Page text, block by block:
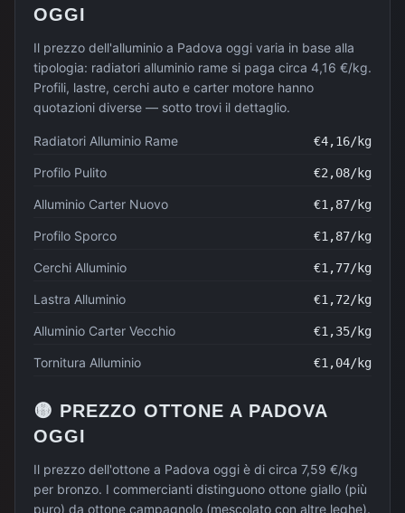
OGGI
Il prezzo dell'alluminio a Padova oggi varia in base alla
tipologia: radiatori alluminio rame si paga circa 4,16 €/kg.
Profili, lastre, cerchi auto e carter motore hanno
quotazioni diverse — sotto trovi il dettaglio.
Radiatori Alluminio Rame €4,16/kg
Profilo Pulito €2,08/kg
Alluminio Carter Nuovo €1,87/kg
Profilo Sporco €1,87/kg
Cerchi Alluminio €1,77/kg
Lastra Alluminio €1,72/kg
Alluminio Carter Vecchio €1,35/kg
Tornitura Alluminio €1,04/kg
🟡 PREZZO OTTONE A PADOVA
OGGI
Il prezzo dell'ottone a Padova oggi è di circa 7,59 €/kg
per bronzo. I commercianti distinguono ottone giallo (più
puro) da ottone campagnolo (mescolato con altre leghe).